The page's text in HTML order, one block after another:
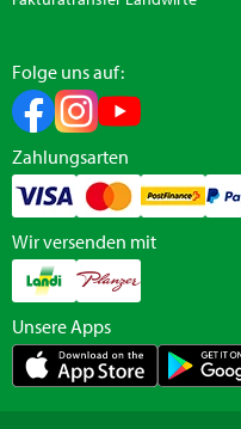
Folge uns auf:
Zahlungsarten
Wir versenden mit
Unsere Apps